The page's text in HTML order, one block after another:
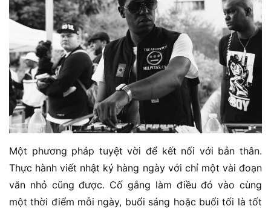
Một phương pháp tuyệt vời để kết nối với bản thân.
Thực hành viết nhật ký hàng ngày với chỉ một vài đoạn
văn nhỏ cũng được. Cố gắng làm điều đó vào cùng
một thời điểm mỗi ngày, buổi sáng hoặc buổi tối là tốt